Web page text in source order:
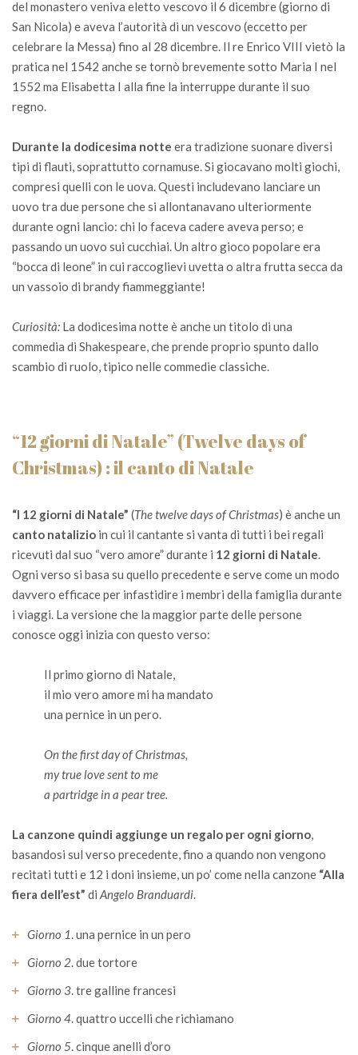
del monastero veniva eletto vescovo il 6 dicembre (giorno di
San Nicola) e aveva l’autorità di un vescovo (eccetto per
celebrare la Messa) fino al 28 dicembre. Il re Enrico VIII vietò la
pratica nel 1542 anche se tornò brevemente sotto Maria I nel
1552 ma Elisabetta I alla fine la interruppe durante il suo
regno.
Durante la dodicesima notte era tradizione suonare diversi
tipi di flauti, soprattutto cornamuse. Si giocavano molti giochi,
compresi quelli con le uova. Questi includevano lanciare un
uovo tra due persone che si allontanavano ulteriormente
durante ogni lancio: chi lo faceva cadere aveva perso; e
passando un uovo sui cucchiai. Un altro gioco popolare era
“bocca di leone” in cui raccoglievi uvetta o altra frutta secca da
un vassoio di brandy fiammeggiante!
Curiosità: La dodicesima notte è anche un titolo di una
commedia di Shakespeare, che prende proprio spunto dallo
scambio di ruolo, tipico nelle commedie classiche.
“12 giorni di Natale” (Twelve days of
Christmas) : il canto di Natale
“I 12 giorni di Natale” (The twelve days of Christmas) è anche un
canto natalizio in cui il cantante si vanta di tutti i bei regali
ricevuti dal suo “vero amore” durante i 12 giorni di Natale
Ogni verso si basa su quello precedente e serve come un modo
davvero efficace per infastidire i membri della famiglia durante
i viaggi. La versione che la maggior parte delle persone
conosce oggi inizia con questo verso:
Il primo giorno di Natale,
il mio vero amore mi ha mandato
una pernice in un pero.
On the first day of Christmas,
my true love sent to me
a partridge in a pear tree.
La canzone quindi aggiunge un regalo per ogni giorno
basandosi sul verso precedente, fino a quando non vengono
recitati tutti e 12 i doni insieme, un po’ come nella canzone “Alla
fiera dell’est” di Angelo Branduardi
Giorno 1 . una pernice in un pero
Giorno 2 . due tortore
Giorno 3 . tre galline francesi
Giorno 4 . quattro uccelli che richiamano
Giorno 5 . cinque anelli d’oro